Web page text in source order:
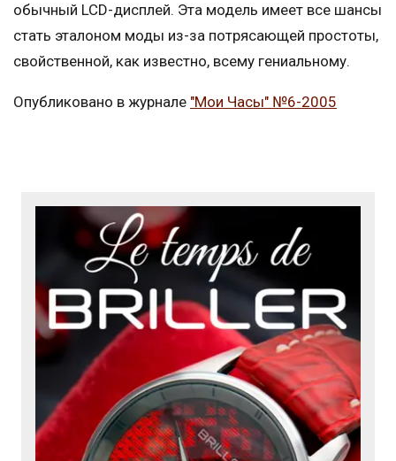
обычный LCD-дисплей. Эта модель имеет все шансы
стать эталоном моды из-за потрясающей простоты,
свойственной, как известно, всему гениальному.
Опубликовано в журнале "Мои Часы" №6-2005